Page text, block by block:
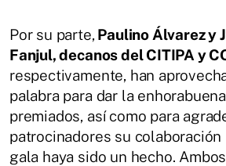
Por su parte, Paulino Álvarez y
Fanjul, decanos del CITIPA y
respectivamente, han
palabra para dar la
premiados, así como para
patrocinadores su colaboración
gala haya sido un hecho.